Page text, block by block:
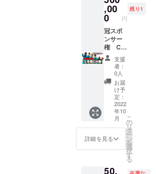
ます。
※ご支援
いただ
ける際
は、必
ず備考
欄にラ
ジオ
ネーム
を記載
してく
ださ
い。ま
た、２
０文字
程度の
コメン
構で
ご協力
者とし
て名前
（ラジ
オネー
ム）を
呼ばせ
て頂き
ます。
ラジオ
存続の
ため、
ご協力
いただ
けると
幸いで
す。 ご
支援あ
りがと
ます。
,00
0 円
残り1
冠スポ
ンサー
権 CM
権 1年
分 ラジ
オ放送
内で、
30秒程
度のCM
を作成
し、番
組の冒
頭と最
後に、
そのCM
を流さ
きま
支援
者：
0人
お届
け予
定：
2022
年10
月
詳細を見る
こ
の
リ
タ
ー
ン
を
選
択
す
る
50,